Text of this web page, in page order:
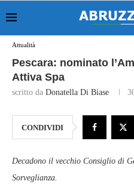
Attualità
Pescara: nominato
Attiva Spa
scritto da Donatella Di Biase
CONDIVIDI
Decadono il vecchio Consiglio di
Sorveglianza.